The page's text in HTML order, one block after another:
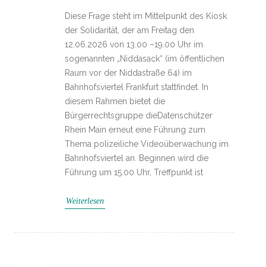
Diese Frage steht im Mittelpunkt des Kiosk
der Solidarität, der am Freitag den
12.06.2026 von 13.00 –19.00 Uhr im
sogenannten „Niddasack“ (im öffentlichen
Raum vor der Niddastraße 64) im
Bahnhofsviertel Frankfurt stattfindet. In
diesem Rahmen bietet die
Bürgerrechtsgruppe dieDatenschützer
Rhein Main erneut eine Führung zum
Thema polizeiliche Videoüberwachung im
Bahnhofsviertel an. Beginnen wird die
Führung um 15.00 Uhr, Treffpunkt ist
Weiterlesen